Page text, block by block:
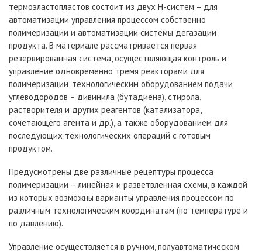
термоэластопластов состоит из двух H-систем – для
автоматизации управления процессом собственно
полимеризации и автоматизации системы дегазации
продукта. В материале рассматривается первая
резервированная система, осуществляющая контроль и
управление одновременно тремя реакторами для
полимеризации, технологическим оборудованием подачи
углеводородов – дивинила (бутадиена), стирола,
растворителя и других реагентов (катализатора,
сочетающего агента и др.), а также оборудованием для
последующих технологических операций с готовым
продуктом.
Предусмотрены две различные рецептуры процесса
полимеризации – линейная и разветвленная схемы, в каждой
из которых возможны варианты управления процессом по
различным технологическим координатам (по температуре и
по давлению).
Управление осуществляется в ручном, полуавтоматическом